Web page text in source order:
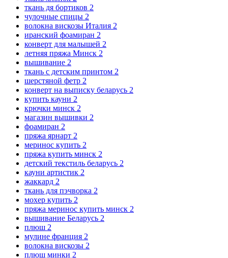
ткань дя бортиков 2
чулочные спицы 2
волокна вискозы Италия 2
иранский фоамиран 2
конверт для малышей 2
летняя пряжа Минск 2
вышивание 2
ткань с детским принтом 2
шерстяной фетр 2
конверт на выписку беларусь 2
купить кауни 2
крючки минск 2
магазин вышивки 2
фоамиран 2
пряжа ярнарт 2
меринос купить 2
пряжа купить минск 2
детский текстиль беларусь 2
кауни артистик 2
жаккард 2
ткань для пэчворка 2
мохер купить 2
пряжа меринос купить минск 2
вышивание Беларусь 2
плюш 2
мулине франция 2
волокна вискозы 2
плюш минки 2